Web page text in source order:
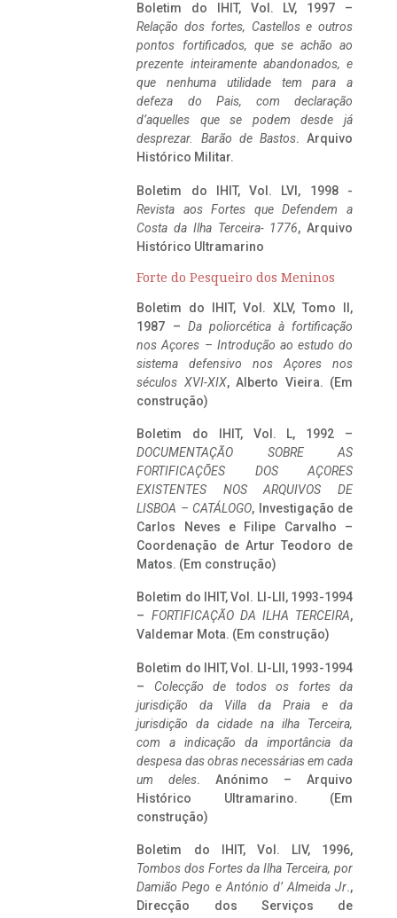
Boletim do IHIT, Vol. LV, 1997 –
Relação dos fortes, Castellos e outros
pontos fortificados, que se achão ao
prezente inteiramente abandonados, e
que nenhuma utilidade tem para a
defeza do Pais, com declaração
d’aquelles que se podem desde já
desprezar. Barão de Bastos. Arquivo
Histórico Militar.
Boletim do IHIT, Vol. LVI, 1998 -
Revista aos Fortes que Defendem a
Costa da Ilha Terceira- 1776, Arquivo
Histórico Ultramarino
Forte do Pesqueiro dos Meninos
Boletim do IHIT, Vol. XLV, Tomo II,
1987 – Da poliorcética à fortificação
nos Açores – Introdução ao estudo do
sistema defensivo nos Açores nos
séculos XVI-XIX, Alberto Vieira. (Em
construção)
Boletim do IHIT, Vol. L, 1992 –
DOCUMENTAÇÃO SOBRE AS
FORTIFICAÇÕES DOS AÇORES
EXISTENTES NOS ARQUIVOS DE
LISBOA – CATÁLOGO, Investigação de
Carlos Neves e Filipe Carvalho –
Coordenação de Artur Teodoro de
Matos. (Em construção)
Boletim do IHIT, Vol. LI-LII, 1993-1994
– FORTIFICAÇÃO DA ILHA TERCEIRA,
Valdemar Mota. (Em construção)
Boletim do IHIT, Vol. LI-LII, 1993-1994
– Colecção de todos os fortes da
jurisdição da Villa da Praia e da
jurisdição da cidade na ilha Terceira,
com a indicação da importância da
despesa das obras necessárias em cada
um deles. Anónimo – Arquivo
Histórico Ultramarino. (Em
construção)
Boletim do IHIT, Vol. LIV, 1996,
Tombos dos Fortes da Ilha Terceira, por
Damião Pego e António d’ Almeida Jr.,
Direcção dos Serviços de